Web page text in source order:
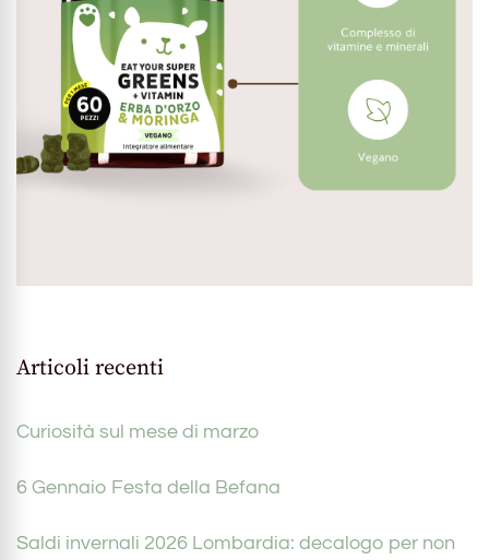
Articoli recenti
Curiosità sul mese di marzo
6 Gennaio Festa della Befana
Saldi invernali 2026 Lombardia: decalogo per non